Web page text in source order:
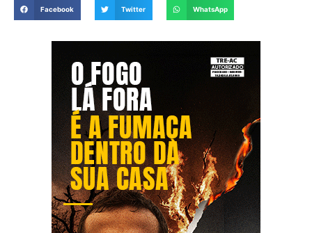
Facebook Twitter WhatsApp